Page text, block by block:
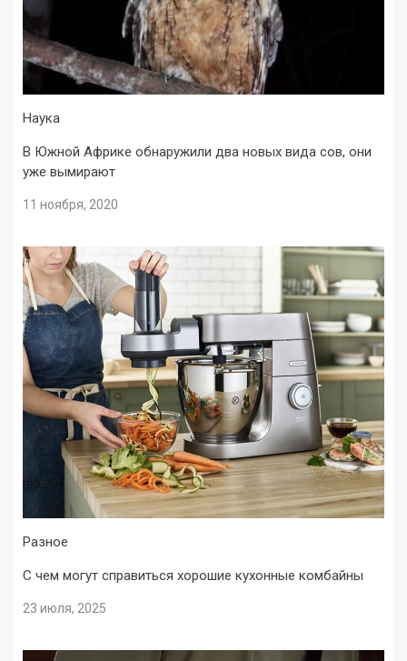
Наука
В Южной Африке обнаружили два новых вида сов, они
уже вымирают
11 ноября, 2020
Разное
С чем могут справиться хорошие кухонные комбайны
23 июля, 2025